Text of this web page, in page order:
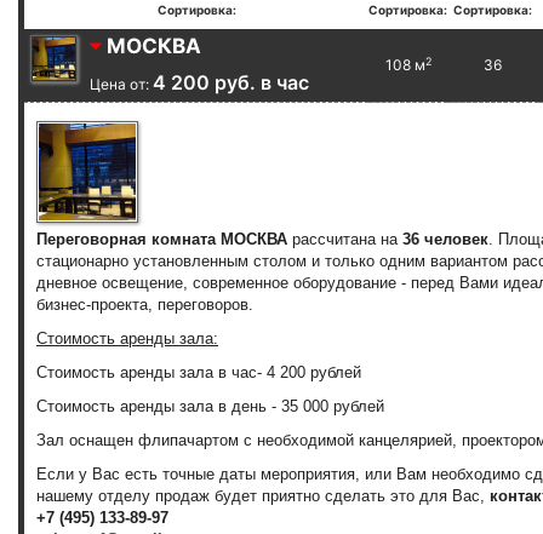
Сортировка: Сортировка: Сортировка:
МОСКВА
Цена от: 4 200 руб. в час
108 м2 36
Переговорная комната МОСКВА рассчитана на 36 человек.
стационарно установленным столом и только одним вариантом
дневное освещение, современное оборудование - перед Вами
бизнес-проекта, переговоров.
Стоимость аренды зала:
Стоимость аренды зала в час- 4 200 рублей
Стоимость аренды зала в день - 35 000 рублей
Зал оснащен флипачартом с необходимой канцелярией,
Если у Вас есть точные даты мероприятия, или Вам необходимо
нашему отделу продаж будет приятно сделать это для Вас,
+7 (495) 133-89-97